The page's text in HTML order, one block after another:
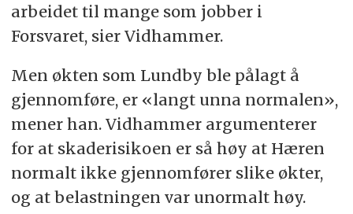
arbeidet til mange som jobber i
Forsvaret, sier Vidhammer.
Men økten som Lundby ble pålagt å
gjennomføre, er «langt unna normalen»,
mener han. Vidhammer argumenterer
for at skaderisikoen er så høy at Hæren
normalt ikke gjennomfører slike økter,
og at belastningen var unormalt høy.